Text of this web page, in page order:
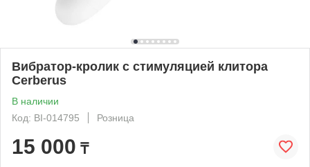
Вибратор-кролик с стимуляцией клитора
Cerberus
В наличии
Код: BI-014795
Розница
15 000 ₸